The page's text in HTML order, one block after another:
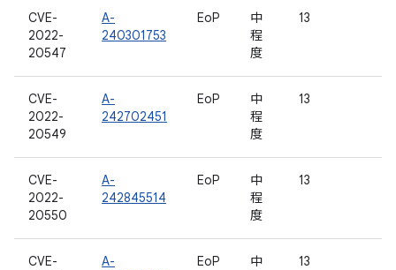
CVE-
2022-
20547
A-
240301753
EoP
中
程
度
13
CVE-
2022-
20549
A-
242702451
EoP
中
程
度
13
CVE-
2022-
20550
A-
242845514
EoP
中
程
度
13
CVE-
A-
EoP
中
13